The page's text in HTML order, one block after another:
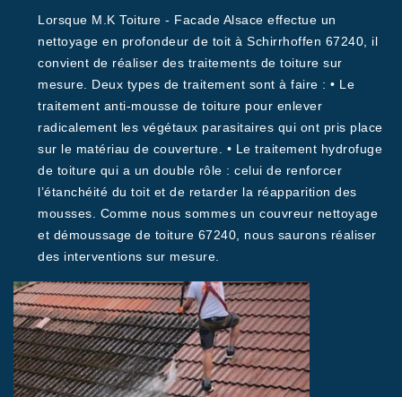
Lorsque M.K Toiture - Facade Alsace effectue un
nettoyage en profondeur de toit à Schirrhoffen 67240, il
convient de réaliser des traitements de toiture sur
mesure. Deux types de traitement sont à faire : • Le
traitement anti-mousse de toiture pour enlever
radicalement les végétaux parasitaires qui ont pris place
sur le matériau de couverture. • Le traitement hydrofuge
de toiture qui a un double rôle : celui de renforcer
l’étanchéité du toit et de retarder la réapparition des
mousses. Comme nous sommes un couvreur nettoyage
et démoussage de toiture 67240, nous saurons réaliser
des interventions sur mesure.